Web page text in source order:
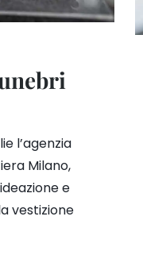
l’agenzia
Milano,
e
vestizione